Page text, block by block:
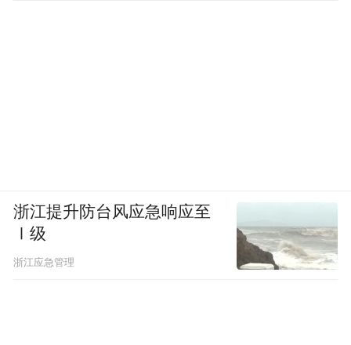
浙江提升防台风应急响应至
Ⅰ级
浙江应急管理